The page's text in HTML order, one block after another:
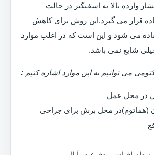
وارده بالا به اسفنگتر در حالت
قرار می گیرد.این روش برای کاهش
می شود و این است که در اغلب موارد
شایع نمی باشد.
می توانیم به این موارد اشاره کنیم :
در محل عمل
(هماتوم)در محل برش برای جراحی